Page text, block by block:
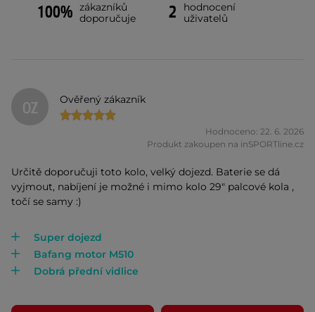
100% zákazníků
doporučuje
2
hodnocení
uživatelů
OZ Ověřený zákazník
Hodnoceno: 22. 6. 2026
Produkt zakoupen na inSPORTline.cz
Určitě doporučuji toto kolo, velký dojezd. Baterie se dá
vyjmout, nabíjení je možné i mimo kolo 29" palcové kola ,
točí se samy :)
Super dojezd
Bafang motor M510
Dobrá přední vidlice